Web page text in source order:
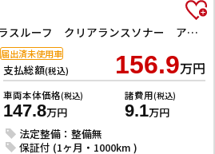
G クロムベンチャー ガラスルーフ クリアランスソナー アダプティブクルーズコントロール 衝突被害軽減システム オートライト LEDヘッドランプ スマートキー アイドリングストップ 電動格納ミラー シートヒーター
支払総額(税込) 156.9万円
車両本体価格(税込)
147.8万円
諸費用(税込)
9.1万円
法定整備：整備無
保証付 (1ヶ月・1000km )
届出済未使用車